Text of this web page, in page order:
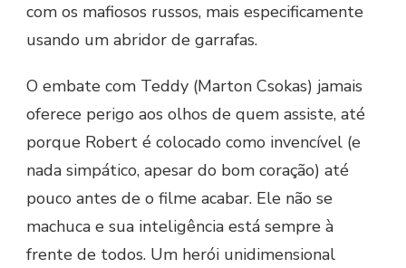
com os mafiosos russos, mais especificamente
usando um abridor de garrafas.
O embate com Teddy (Marton Csokas) jamais
oferece perigo aos olhos de quem assiste, até
porque Robert é colocado como invencível (e
nada simpático, apesar do bom coração) até
pouco antes de o filme acabar. Ele não se
machuca e sua inteligência está sempre à
frente de todos. Um herói unidimensional